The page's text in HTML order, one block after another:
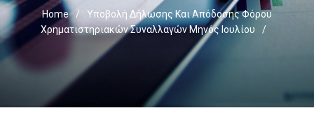
Home /
Υποβολή Δήλωσης Και Απόδοσης Φόρου
Χρηματιστηριακών Συναλλαγών Μηνός Ιουλίου
/